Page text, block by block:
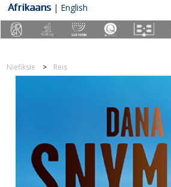
Afrikaans | English
Niefiksie Reis